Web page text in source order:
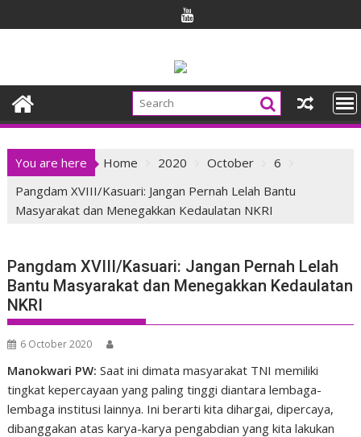
to
You are here Home 2020 October
6
Pangdam XVIII/Kasuari: Jangan Pernah Lelah Bantu
Masyarakat dan Menegakkan Kedaulatan NKRI
Pangdam XVIII/Kasuari: Jangan Pernah Lelah
Bantu Masyarakat dan Menegakkan Kedaulatan
NKRI
6 October 2020
Manokwari PW: Saat ini dimata masyarakat TNI memiliki
tingkat kepercayaan yang paling tinggi diantara lembaga-
lembaga institusi lainnya. Ini berarti kita dihargai, dipercaya,
dibanggakan atas karya-karya pengabdian yang kita lakukan